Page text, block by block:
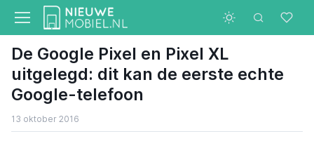
De Google Pixel en Pixel XL
uitgelegd: dit kan de eerste echte
Google-telefoon
13 oktober 2016